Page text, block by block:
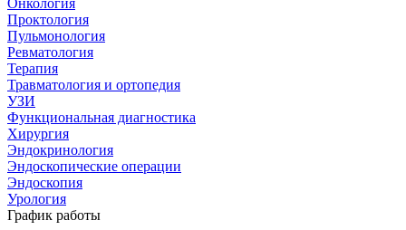
Онкология
Проктология
Пульмонология
Ревматология
Терапия
Травматология и ортопедия
УЗИ
Функциональная диагностика
Хирургия
Эндокринология
Эндоскопические операции
Эндоскопия
Урология
График работы